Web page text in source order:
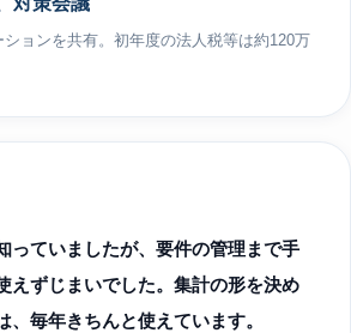
ョンを共有。初年度の法人税等は約120万
っていましたが、要件の管理まで手
えずじまいでした。集計の形を決め
、毎年きちんと使えています。